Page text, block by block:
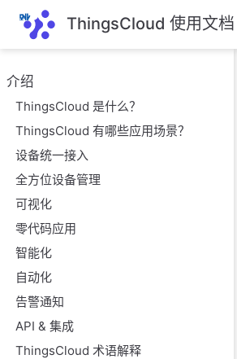
跳
至
主
要
內
容
ThingsCloud 使用文档
介绍
ThingsCloud 是什么？
ThingsCloud 有哪些应用场景？
设备统一接入
全方位设备管理
可视化
零代码应用
智能化
自动化
告警通知
API & 集成
ThingsCloud 术语解释